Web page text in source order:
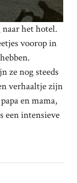
het hotel.
voorop in
ze nog steeds
verhaaltje zijn
en mama,
een intensieve